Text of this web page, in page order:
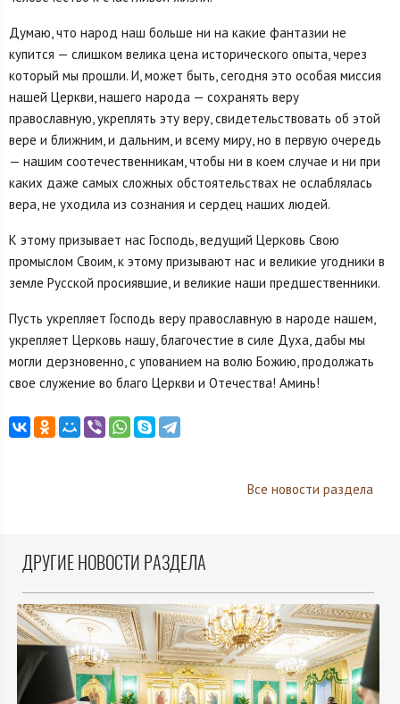
Думаю, что народ наш больше ни на какие фантазии не
купится — слишком велика цена исторического опыта, через
который мы прошли. И, может быть, сегодня это особая миссия
нашей Церкви, нашего народа — сохранять веру
православную, укреплять эту веру, свидетельствовать об этой
вере и ближним, и дальним, и всему миру, но в первую очередь
— нашим соотечественникам, чтобы ни в коем случае и ни при
каких даже самых сложных обстоятельствах не ослаблялась
вера, не уходила из сознания и сердец наших людей.
К этому призывает нас Господь, ведущий Церковь Свою
промыслом Своим, к этому призывают нас и великие угодники в
земле Русской просиявшие, и великие наши предшественники.
Пусть укрепляет Господь веру православную в народе нашем,
укрепляет Церковь нашу, благочестие в силе Духа, дабы мы
могли дерзновенно, с упованием на волю Божию, продолжать
свое служение во благо Церкви и Отечества! Аминь!
Все новости раздела
ДРУГИЕ НОВОСТИ РАЗДЕЛА